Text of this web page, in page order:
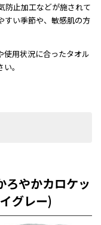
防止加工などが施されて
すい季節や、敏感肌の方
使用状況に合ったタオル
。
ろやかカロケッ
グレー)